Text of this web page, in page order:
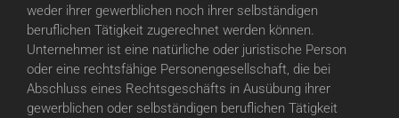
weder ihrer gewerblichen noch ihrer selbständigen
beruflichen Tätigkeit zugerechnet werden können.
Unternehmer ist eine natürliche oder juristische Person
oder eine rechtsfähige Personengesellschaft, die bei
Abschluss eines Rechtsgeschäfts in Ausübung ihrer
gewerblichen oder selbständigen beruflichen Tätigkeit